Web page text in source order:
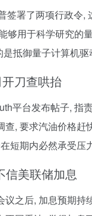
签署了两项行政令
够用于科学研究的
抵御量子计算机
刀查哄抬
平台发布帖子, 指
查, 要求汽油价格
短期内必然承受压力
信美联储加息
议之后, 加息预期